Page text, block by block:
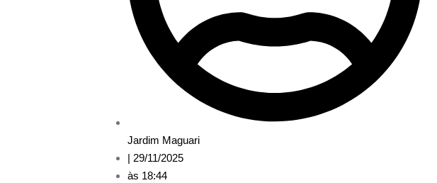
Jardim Maguari
29/11/2025
às 18:44